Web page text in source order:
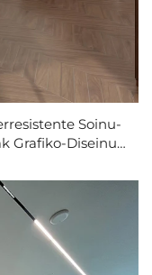
Soinu-
Grafiko-Diseinua